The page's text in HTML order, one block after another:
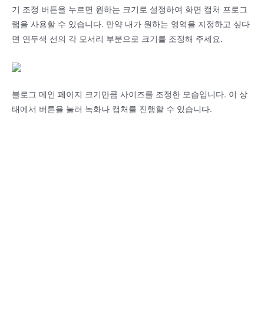
기 조정 버튼을 누르면 원하는 크기로 설정하여 화면 캡처 프로그
램을 사용할 수 있습니다. 만약 내가 원하는 영역을 지정하고 싶다
면 연두색 선의 각 모서리 부분으로 크기를 조정해 주세요.
블로그 메인 페이지 크기만큼 사이즈를 조정한 모습입니다. 이 상
태에서 버튼을 눌러 녹화나 캡처를 진행할 수 있습니다.